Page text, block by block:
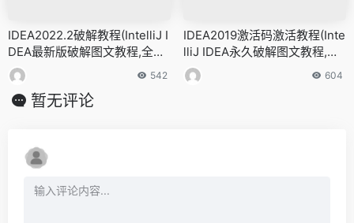
IDEA2022.2破解教程(IntelliJ I
DEA最新版破解图文教程,全年
更新)
542
IDEA2019激活码激活教程(Inte
lliJ IDEA永久破解图文教程,亲
测有效!!)
604
暂无评论